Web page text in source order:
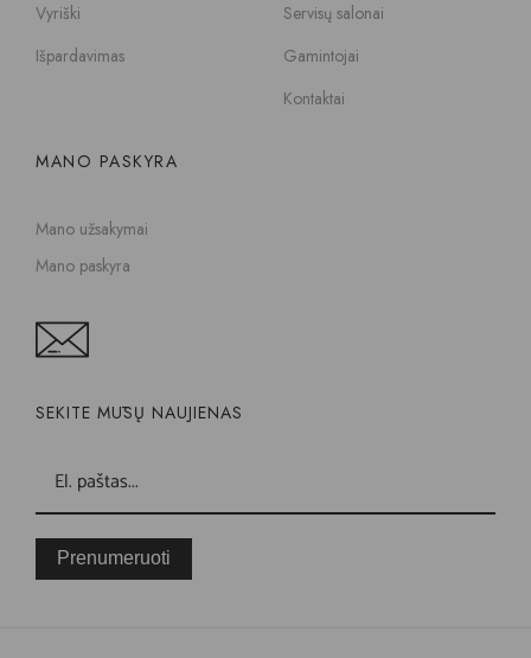
Vyriški
Išpardavimas
Servisų salonai
Gamintojai
Kontaktai
MANO PASKYRA
Mano užsakymai
Mano paskyra
SEKITE MŪSŲ NAUJIENAS
Prenumeruoti